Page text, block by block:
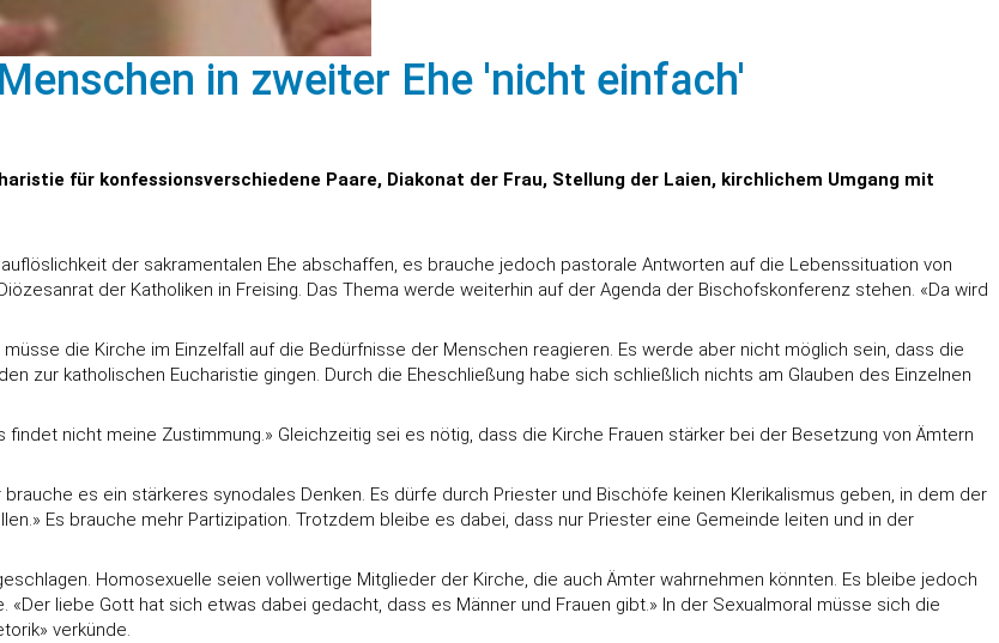
in zweiter Ehe 'nicht einfach'
für konfessionsverschiedene Paare, Diakonat der Frau, Stellung der Laien, kirchlichem Umgang mit
der sakramentalen Ehe abschaffen, es brauche jedoch pastorale Antworten auf die Lebenssituation von
der Katholiken in Freising. Das Thema werde weiterhin auf der Agenda der Bischofskonferenz stehen. «Da wird
die Kirche im Einzelfall auf die Bedürfnisse der Menschen reagieren. Es werde aber nicht möglich sein, dass die
zur katholischen Eucharistie gingen. Durch die Eheschließung habe sich schließlich nichts am Glauben des Einzelnen
nicht meine Zustimmung.» Gleichzeitig sei es nötig, dass die Kirche Frauen stärker bei der Besetzung von Ämtern
es ein stärkeres synodales Denken. Es dürfe durch Priester und Bischöfe keinen Klerikalismus geben, in dem der
Es brauche mehr Partizipation. Trotzdem bleibe es dabei, dass nur Priester eine Gemeinde leiten und in der
Homosexuelle seien vollwertige Mitglieder der Kirche, die auch Ämter wahrnehmen könnten. Es bleibe jedoch
liebe Gott hat sich etwas dabei gedacht, dass es Männer und Frauen gibt.» In der Sexualmoral müsse sich die
verkünde.